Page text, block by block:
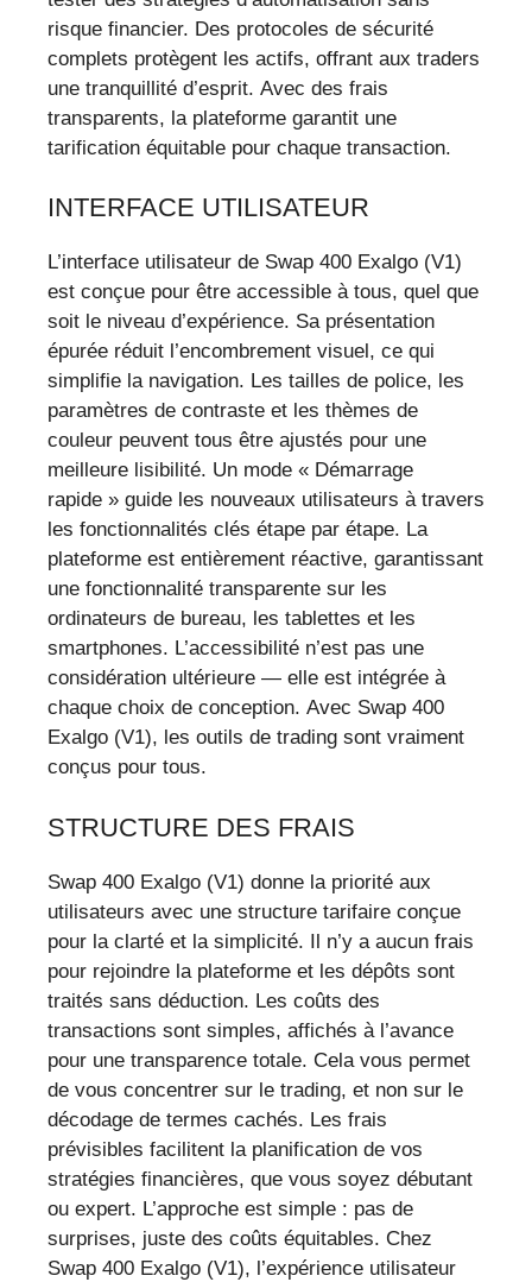
risque financier. Des protocoles de sécurité
complets protègent les actifs, offrant aux traders
une tranquillité d’esprit. Avec des frais
transparents, la plateforme garantit une
tarification équitable pour chaque transaction.
INTERFACE UTILISATEUR
L’interface utilisateur de Swap 400 Exalgo (V1)
est conçue pour être accessible à tous, quel que
soit le niveau d’expérience. Sa présentation
épurée réduit l’encombrement visuel, ce qui
simplifie la navigation. Les tailles de police, les
paramètres de contraste et les thèmes de
couleur peuvent tous être ajustés pour une
meilleure lisibilité. Un mode « Démarrage
rapide » guide les nouveaux utilisateurs à travers
les fonctionnalités clés étape par étape. La
plateforme est entièrement réactive, garantissant
une fonctionnalité transparente sur les
ordinateurs de bureau, les tablettes et les
smartphones. L’accessibilité n’est pas une
considération ultérieure — elle est intégrée à
chaque choix de conception. Avec Swap 400
Exalgo (V1), les outils de trading sont vraiment
conçus pour tous.
STRUCTURE DES FRAIS
Swap 400 Exalgo (V1) donne la priorité aux
utilisateurs avec une structure tarifaire conçue
pour la clarté et la simplicité. Il n’y a aucun frais
pour rejoindre la plateforme et les dépôts sont
traités sans déduction. Les coûts des
transactions sont simples, affichés à l’avance
pour une transparence totale. Cela vous permet
de vous concentrer sur le trading, et non sur le
décodage de termes cachés. Les frais
prévisibles facilitent la planification de vos
stratégies financières, que vous soyez débutant
ou expert. L’approche est simple : pas de
surprises, juste des coûts équitables. Chez
Swap 400 Exalgo (V1), l’expérience utilisateur